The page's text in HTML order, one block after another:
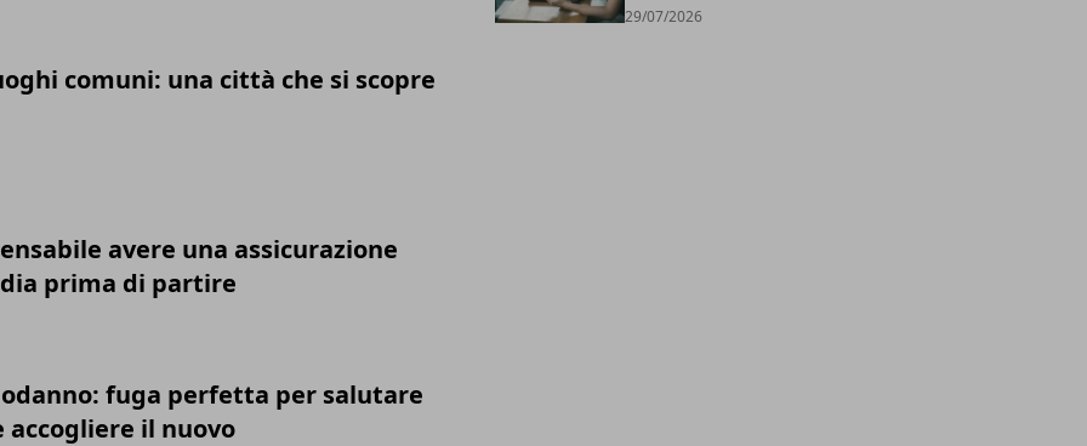
comuni: una città che si scopre
avere una assicurazione
prima di partire
fuga perfetta per salutare
accogliere il nuovo
29/07/2026